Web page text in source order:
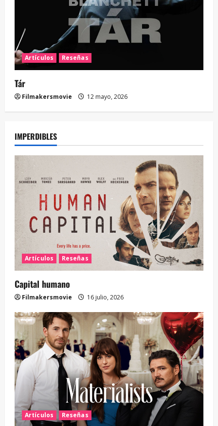
Artículos Reseñas
Tár
Filmakersmovie 12 mayo, 2026
IMPERDIBLES
Artículos Reseñas
Capital humano
Filmakersmovie 16 julio, 2026
Artículos Reseñas